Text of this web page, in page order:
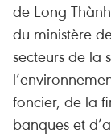
de Long
du ministère
secteurs de la
foncier, de la
banques et